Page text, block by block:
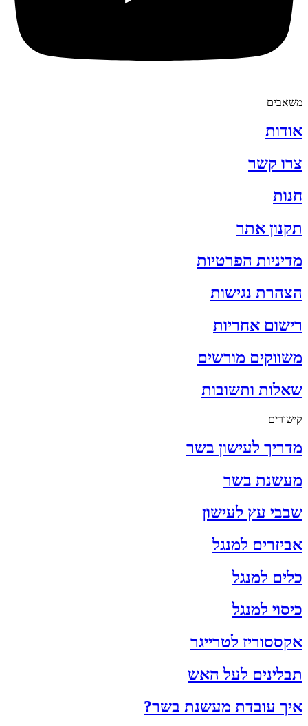
משאבים
אודות
צרו קשר
חנות
תקנון אתר
מדיניות הפרטיות
הצהרת נגישות
רישום אחריות
משווקים מורשים
שאלות ותשובות
קישורים
מדריך לעישון בשר
מעשנת בשר
שבבי עץ לעישון
אביזרים למנגל
כלים למנגל
כיסוי למנגל
אקססוריז לטרייגר
תבלינים לעל האש
איך עובדת מעשנת בשר?